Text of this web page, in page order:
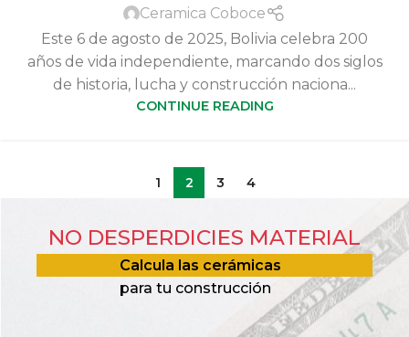
Ceramica Coboce
Este 6 de agosto de 2025, Bolivia celebra 200
años de vida independiente, marcando dos siglos
de historia, lucha y construcción naciona...
CONTINUE READING
1 2 3 4
NO DESPERDICIES MATERIAL
Calcula las cerámicas
para tu construcción